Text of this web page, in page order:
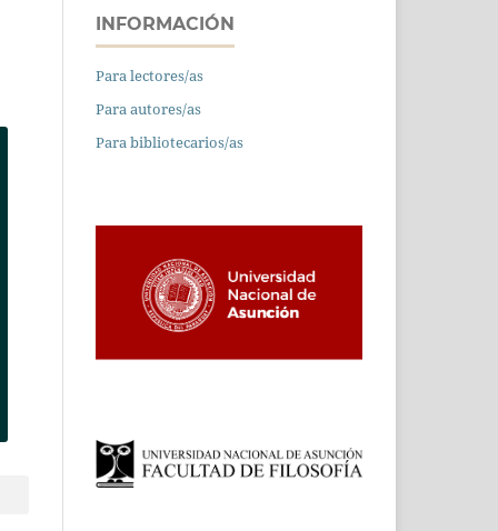
INFORMACIÓN
Para lectores/as
Para autores/as
Para bibliotecarios/as